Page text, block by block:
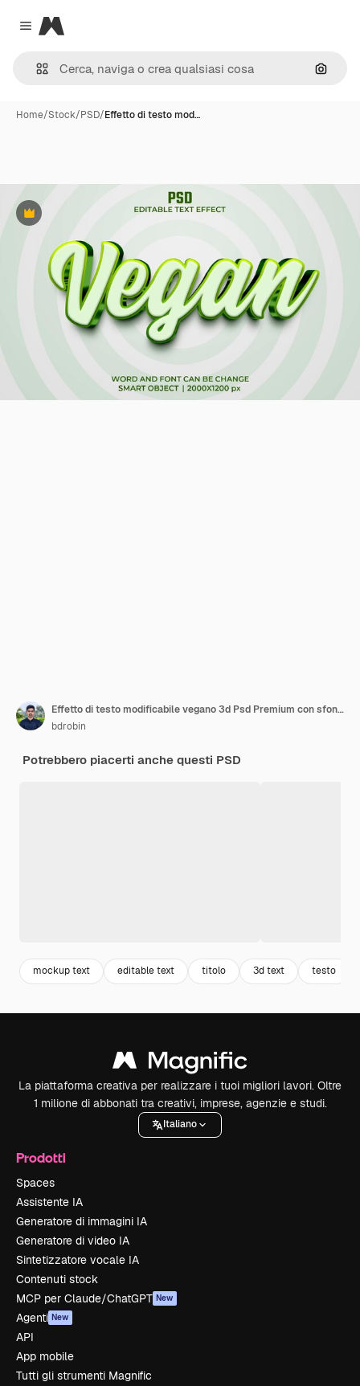
Close menu
Magnific
Cerca
Home/Stock/PSD/Effetto di testo mod…
Premium
Effetto di testo modificabile vegano 3d Psd Premium con sfondo
bdrobin
Potrebbero piacerti anche questi PSD
mockup text editable text titolo 3d text testo
La piattaforma creativa per realizzare i tuoi migliori lavori. Oltre
1 milione di abbonati tra creativi, imprese, agenzie e studi.
Italiano
Prodotti
Spaces
Assistente IA
Generatore di immagini IA
Generatore di video IA
Sintetizzatore vocale IA
Contenuti stock
MCP per Claude/ChatGPT New
Agenti New
API
App mobile
Tutti gli strumenti Magnific